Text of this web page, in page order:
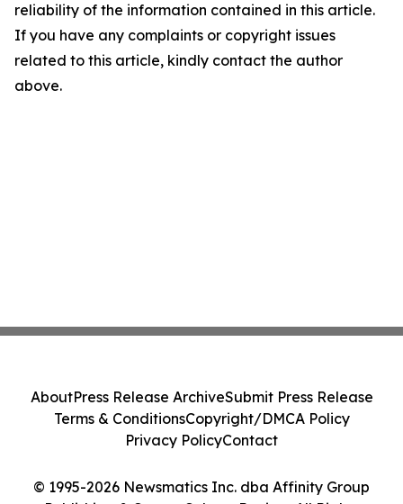
reliability of the information contained in this article.
If you have any complaints or copyright issues
related to this article, kindly contact the author
above.
© 1995-2026 Newsmatics Inc. dba Affinity Group
AboutPress Release ArchiveSubmit Press Release
Terms & ConditionsCopyright/DMCA Policy
Privacy PolicyContact